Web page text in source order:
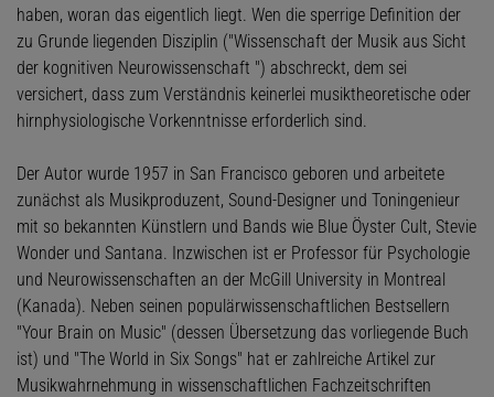
haben, woran das eigentlich liegt. Wen die sperrige Definition der
zu Grunde liegenden Disziplin ("Wissenschaft der Musik aus Sicht
der kognitiven Neurowissenschaft ") abschreckt, dem sei
versichert, dass zum Verständnis keinerlei musiktheoretische oder
hirnphysiologische Vorkenntnisse erforderlich sind.
Der Autor wurde 1957 in San Francisco geboren und arbeitete
zunächst als Musikproduzent, Sound-Designer und Toningenieur
mit so bekannten Künstlern und Bands wie Blue Öyster Cult, Stevie
Wonder und Santana. Inzwischen ist er Professor für Psychologie
und Neurowissenschaften an der McGill University in Montreal
(Kanada). Neben seinen populärwissenschaftlichen Bestsellern
"Your Brain on Music" (dessen Übersetzung das vorliegende Buch
ist) und "The World in Six Songs" hat er zahlreiche Artikel zur
Musikwahrnehmung in wissenschaftlichen Fachzeitschriften